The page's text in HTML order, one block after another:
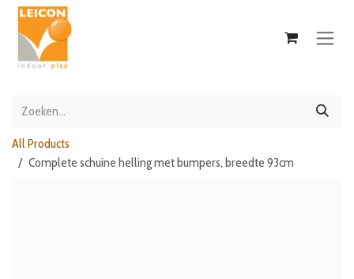
Overslaan naar inhoud
All Products
Complete schuine helling met bumpers, breedte 93cm